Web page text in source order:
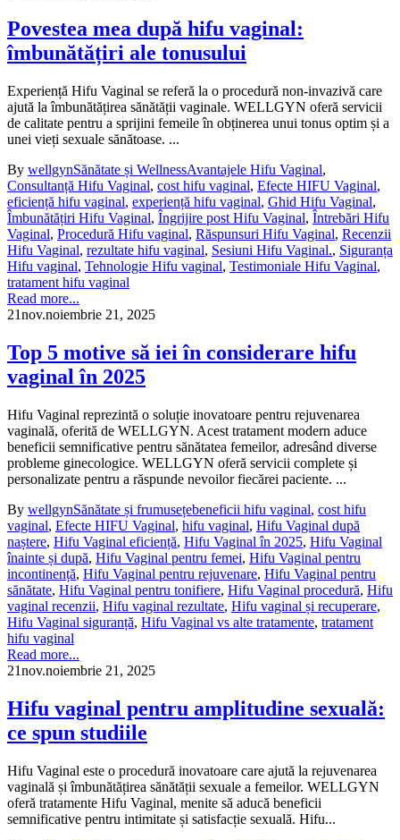
Povestea mea după hifu vaginal:
îmbunătățiri ale tonusului
Experiență Hifu Vaginal se referă la o procedură non-invazivă care
ajută la îmbunătățirea sănătății vaginale. WELLGYN oferă servicii
de calitate pentru a sprijini femeile în obținerea unui tonus optim și a
unei vieți sexuale sănătoase. ...
By wellgynSănătate și WellnessAvantajele Hifu Vaginal,
Consultanță Hifu Vaginal, cost hifu vaginal, Efecte HIFU Vaginal,
eficiență hifu vaginal, experiență hifu vaginal, Ghid Hifu Vaginal,
Îmbunătățiri Hifu Vaginal, Îngrijire post Hifu Vaginal, Întrebări Hifu
Vaginal, Procedură Hifu vaginal, Răspunsuri Hifu Vaginal, Recenzii
Hifu Vaginal, rezultate hifu vaginal, Sesiuni Hifu Vaginal., Siguranța
Hifu vaginal, Tehnologie Hifu vaginal, Testimoniale Hifu Vaginal,
tratament hifu vaginal
Read more...
21nov.noiembrie 21, 2025
Top 5 motive să iei în considerare hifu
vaginal în 2025
Hifu Vaginal reprezintă o soluție inovatoare pentru rejuvenarea
vaginală, oferită de WELLGYN. Acest tratament modern aduce
beneficii semnificative pentru sănătatea femeilor, adresând diverse
probleme ginecologice. WELLGYN oferă servicii complete și
personalizate pentru a răspunde nevoilor fiecărei paciente. ...
By wellgynSănătate și frumusețebeneficii hifu vaginal, cost hifu
vaginal, Efecte HIFU Vaginal, hifu vaginal, Hifu Vaginal după
naștere, Hifu Vaginal eficiență, Hifu Vaginal în 2025, Hifu Vaginal
înainte și după, Hifu Vaginal pentru femei, Hifu Vaginal pentru
incontinență, Hifu Vaginal pentru rejuvenare, Hifu Vaginal pentru
sănătate, Hifu Vaginal pentru tonifiere, Hifu Vaginal procedură, Hifu
vaginal recenzii, Hifu vaginal rezultate, Hifu vaginal și recuperare,
Hifu Vaginal siguranță, Hifu Vaginal vs alte tratamente, tratament
hifu vaginal
Read more...
21nov.noiembrie 21, 2025
Hifu vaginal pentru amplitudine sexuală:
ce spun studiile
Hifu Vaginal este o procedură inovatoare care ajută la rejuvenarea
vaginală și îmbunătățirea sănătății sexuale a femeilor. WELLGYN
oferă tratamente Hifu Vaginal, menite să aducă beneficii
semnificative pentru intimitate și satisfacție sexuală. Hifu...